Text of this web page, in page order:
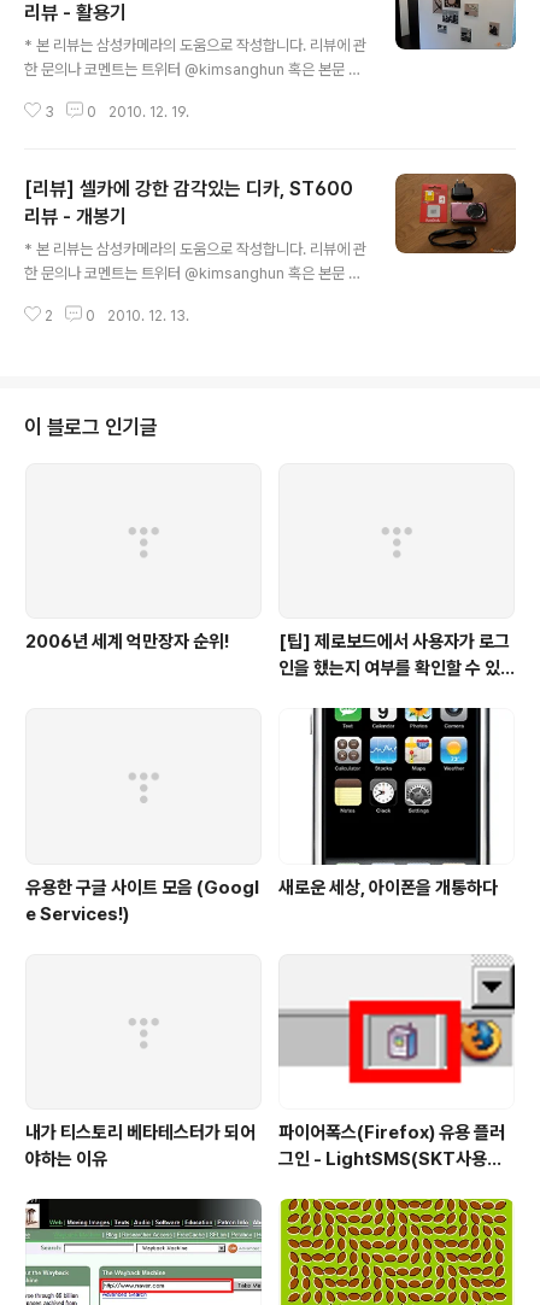
로 지금까지 꽤 많은 종류의 블루투스 기기들을 사용해왔
는데요... 오늘 리뷰할 제품인 X-SLIM 키보드는 활용도나
휴대성, 가격 등 여러가지 면에서 꽤 괜찮은 제품이라는 생
각이 드는것 같습니다. 그럼 본격적으로 리뷰를 시작해 볼
까요? 박스에 포장된 X-SLIM 키보드입니다. 아이폰, 아이
리뷰 - 활용기
* 본 리뷰는 삼성카메라의 도움으로 작성합니다. 리뷰에 관
한 문의나 코멘트는 트위터 @kimsanghun 혹은 본문 댓
트에서는 매력 만점 디카 ST600 활용기를 작성해보도록
차이가 없어 생략하고 ST600 만의 차이점 및 특징에 대
해 리뷰해볼까 합니다. ST600의 경우 풀터치 액정을 채
용한 덕분에 기존의 디지털 카메라 느낌보다는 카메라 성
능이 강화된 스마트폰을 사용하는 느낌이 더욱 강하게 들
었는데요... 아이폰이나 갤럭시S 같은 최신 스마트폰에 익
숙한 분이라면 ST600 사용에도 쉽게 적응할 것 같습니
3 0 2010. 12. 19.
[리뷰] 셀카에 강한 감각있는 디카, ST600
리뷰 - 개봉기
* 본 리뷰는 삼성카메라의 도움으로 작성합니다. 리뷰에 관
한 문의나 코멘트는 트위터 @kimsanghun 혹은 본문 댓
새로운 기기들이 대거 등장하고 있는 요즘, 오랫동안 많은
면... 다양한 수동 기능에 가벼운 무게로 무장한 하이브리드
DSLR 또한 많은 관심을 받고 있기 때문입니다. 특히, 몇
속에서 풀 터치와 전면 L..
2 0 2010. 12. 13.
이 블로그 인기글
2006년 세계 억만장자 순위!
[팁] 제로보드에서 사용자가 로그
인을 했는지 여부를 확인할 수 있
유용한 구글 사이트 모음 (Googl
e Services!)
새로운 세상, 아이폰을 개통하다
내가 티스토리 베타테스터가 되어
야하는 이유
파이어폭스(Firefox) 유용 플러
그인 - LightSMS(SKT사용자